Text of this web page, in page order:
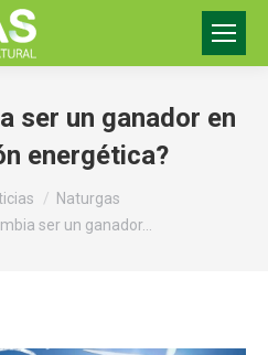
ser un ganador en
energética?
Naturgas
ser un ganador…